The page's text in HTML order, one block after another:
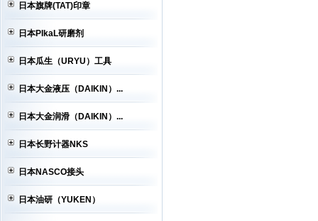
日本旗牌(TAT)印章
日本PIkaL研磨剂
日本瓜生（URYU）工具
日本大金液压（DAIKIN）...
日本大金润滑（DAIKIN）...
日本长野计器NKS
日本NASCO接头
日本油研（YUKEN）